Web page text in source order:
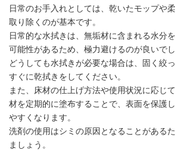
自然素材の家メン
日常のお手入れとしては、乾いたモップや
取り除くのが基本です。
日常的な水拭きは、無垢材に含まれる水分
可能性があるため、極力避けるのが良いでし
どうしても水拭きが必要な場合は、固く絞
すぐに乾拭きをしてください。
また、床材の仕上げ方法や使用状況に応じ
材を定期的に塗布することで、表面を保護
やすくなります。
洗剤の使用はシミの原因となることがある
ましょう。